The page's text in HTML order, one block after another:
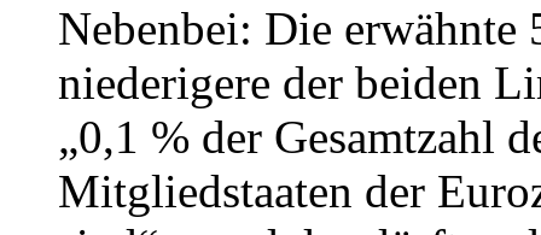
Nebenbei: Die erwähnte
niederigere der beiden
„0,1 % der Gesamtzahl
Mitgliedstaaten der